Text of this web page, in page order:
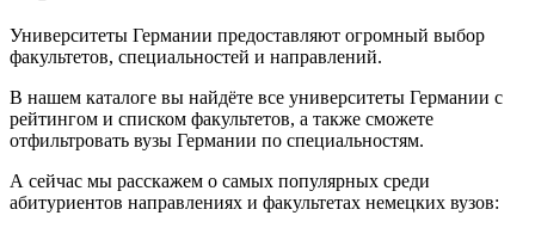
Университеты Германии предоставляют огромный выбор
факультетов, специальностей и направлений.
В нашем каталоге вы найдёте все университеты Германии с
рейтингом и списком факультетов, а также сможете
отфильтровать вузы Германии по специальностям.
А сейчас мы расскажем о самых популярных среди
абитуриентов направлениях и факультетах немецких вузов: